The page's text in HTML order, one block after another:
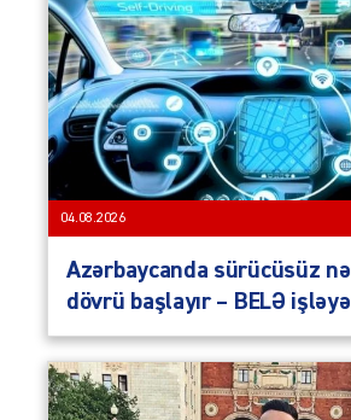
04.08.2026
Azərbaycanda sürücüsüz
dövrü başlayır – BELƏ